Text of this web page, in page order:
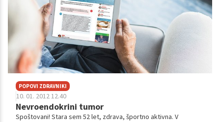
POPOVI ZDRAVNIKI
10. 01. 2012 12.40
Nevroendokrini tumor
Spoštovani! Stara sem 52 let, zdrava, športno aktivna. V